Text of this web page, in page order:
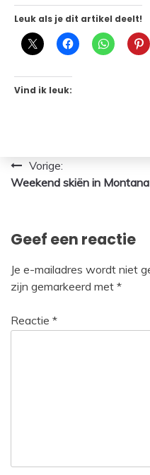
Leuk als je dit artikel deelt!
Vind ik leuk:
Bericht
navigatie
Vorige:
Weekend skiën in
Geef een reactie
Je e-mailadres wordt niet
zijn gemarkeerd met *
Reactie *